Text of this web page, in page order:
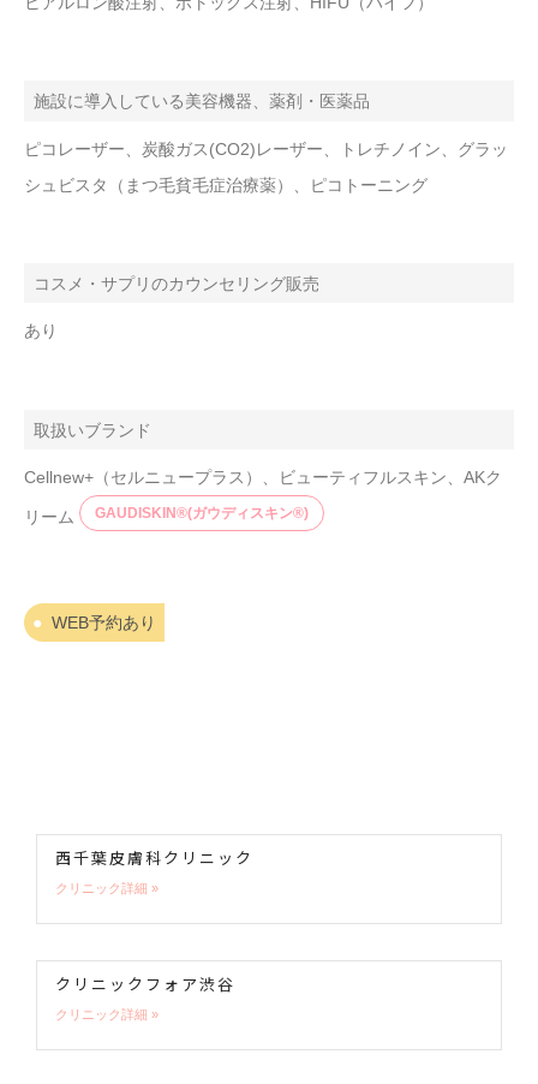
施設に導入している美容機器、薬剤・医薬品
ピコレーザー、炭酸ガス(CO2)レーザー、トレチノイン、グラッ
シュビスタ（まつ毛貧毛症治療薬）、ピコトーニング
コスメ・サプリのカウンセリング販売
あり
取扱いブランド
Cellnew+（セルニュープラス）、ビューティフルスキン、AKク
リーム GAUDISKIN®(ガウディスキン®)
WEB予約あり
西千葉皮膚科クリニック
クリニック詳細 »
クリニックフォア渋谷
クリニック詳細 »